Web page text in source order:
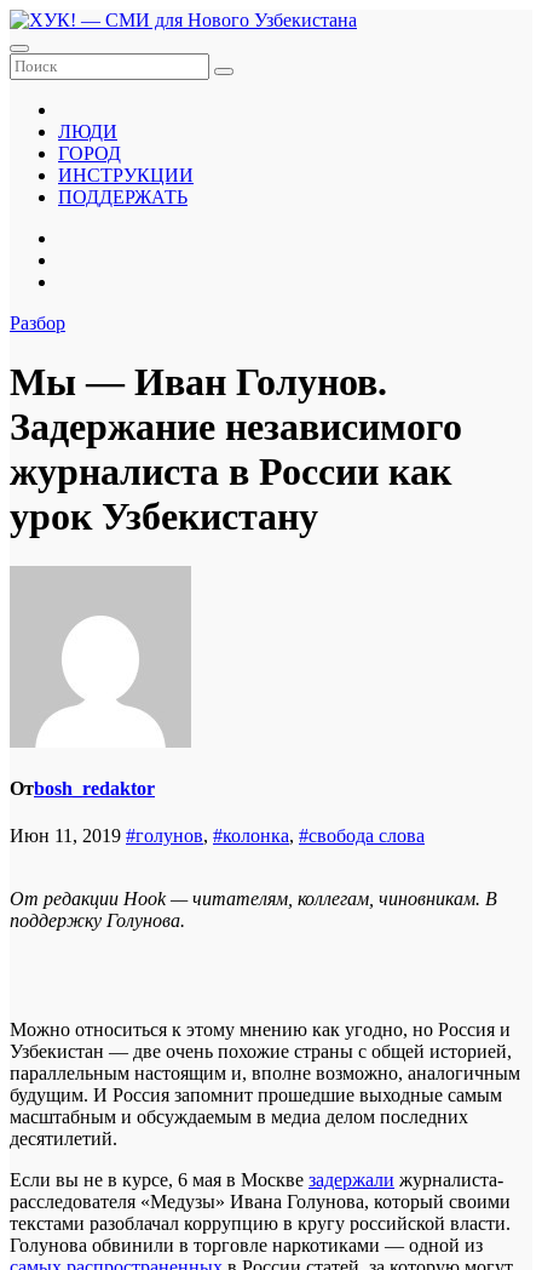
Перейти
к
содержанию
ЛЮДИ
ГОРОД
ИНСТРУКЦИИ
ПОДДЕРЖАТЬ
Разбор
Мы — Иван Голунов.
Задержание независимого
журналиста в России как
урок Узбекистану
Отbosh_redaktor
Июн 11, 2019 #голунов, #колонка, #свобода слова
От редакции Hook — читателям, коллегам, чиновникам. В
поддержку Голунова.
Можно относиться к этому мнению как угодно, но Россия и
Узбекистан — две очень похожие страны с общей историей,
параллельным настоящим и, вполне возможно, аналогичным
будущим. И Россия запомнит прошедшие выходные самым
масштабным и обсуждаемым в медиа делом последних
десятилетий.
Если вы не в курсе, 6 мая в Москве задержали журналиста-
расследователя «Медузы» Ивана Голунова, который своими
текстами разоблачал коррупцию в кругу российской власти.
Голунова обвинили в торговле наркотиками — одной из